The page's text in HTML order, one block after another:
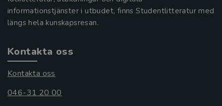
informationstjänster i utbudet, finns Studentlitteratur med
längs hela kunskapsresan.
Kontakta oss
Kontakta oss
046-31 20 00